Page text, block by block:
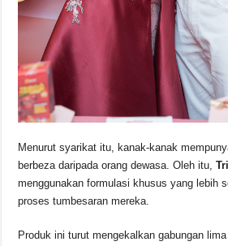
Menurut syarikat itu, kanak-kanak
berbeza daripada orang dewasa. Oleh itu,
menggunakan formulasi khusus yang lebih
proses tumbesaran mereka.
Produk ini turut mengekalkan gabungan